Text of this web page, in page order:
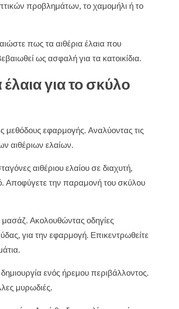
προβλημάτων, το χαμομήλι ή το
πως τα αιθέρια έλαια που
ως ασφαλή για τα κατοικίδια.
για το σκύλο
μεθόδους εφαρμογής. Αναλύοντας τις
αιθέριων ελαίων.
αιθέριου ελαίου σε διαχυτή,
Αποφύγετε την παραμονή του σκύλου
Ακολουθώντας οδηγίες
για την εφαρμογή. Επικεντρωθείτε
ενός ήρεμου περιβάλλοντος.
μυρωδιές.